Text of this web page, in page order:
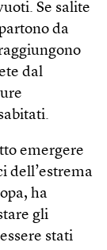
Se salite
da
dal
emergere
dell’estrema
ha
gli
stati